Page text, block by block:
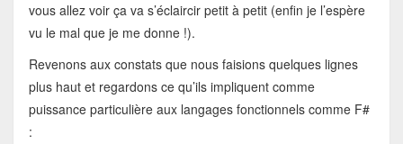
vous allez voir ça va s’éclaircir petit à petit (enfin je l’espère
vu le mal que je me donne !).
Revenons aux constats que nous faisions quelques lignes
plus haut et regardons ce qu’ils impliquent comme
puissance particulière aux langages fonctionnels comme F#
: